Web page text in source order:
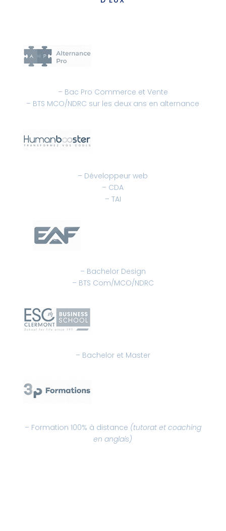
– Bac Pro Commerce et Vente
– BTS MCO/NDRC sur les deux ans en alternance
– Développeur web
– CDA
– TAI
– Bachelor Design
– BTS Com/MCO/NDRC
– Bachelor et Master
– Formation 100% à distance (tutorat et coaching
en anglais)